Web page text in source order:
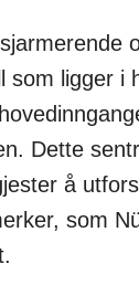
som ligger i
Dette
å
som